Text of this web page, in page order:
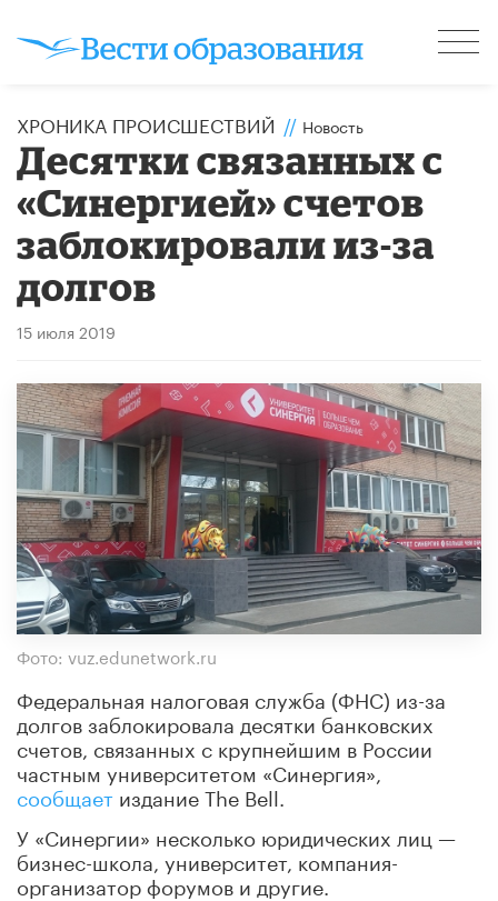
ХРОНИКА ПРОИСШЕСТВИЙ // Новость
Десятки связанных с
«Синергией» счетов
заблокировали из-за
долгов
15 июля 2019
Фото: vuz.edunetwork.ru
Федеральная налоговая служба (ФНС) из-за
долгов заблокировала десятки банковских
счетов, связанных с крупнейшим в России
частным университетом «Синергия»,
сообщает издание The Bell.
У «Синергии» несколько юридических лиц —
бизнес-школа, университет, компания-
организатор форумов и другие.